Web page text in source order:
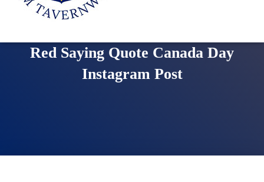
Red Saying Quote Canada Day
Instagram Post